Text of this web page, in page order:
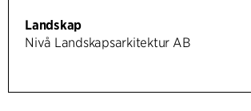
Landskap
Nivå Landskapsarkitektur AB